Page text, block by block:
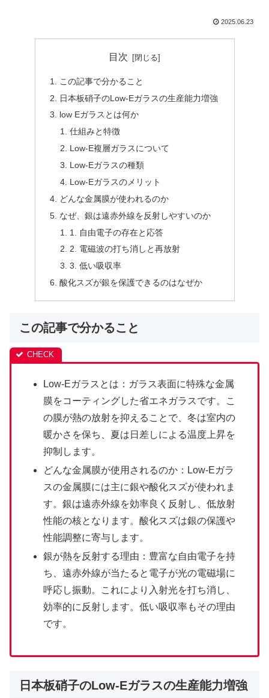
2025.06.23
目次
この記事で分かること
日本板硝子のLow-Eガラスの生産能力増強
low Eガラスとは何か
仕組みと特徴
Low-E複層ガラスについて
Low-Eガラスの種類
Low-Eガラスのメリット
どんな金属膜が使われるのか
なぜ、銀は遠赤外線を反射しやすいのか
1. 自由電子の存在と応答
2. 電磁波の打ち消しと再放射
3. 低い吸収率
酸化スズが銀を保護できるのはなぜか
この記事で分かること
Low-Eガラスとは：ガラス表面に特殊な金属
膜をコーティングした省エネガラスです。こ
の膜が熱の放射を抑えることで、冬は室内の
暖かさを保ち、夏は日差しによる温度上昇を
抑制します。
どんな金属膜が使用されるのか：Low-Eガラ
スの金属膜には主に銀や酸化スズが使われま
す。銀は遠赤外線を効率良く反射し、低放射
性能の核となります。酸化スズは銀の保護や
性能調整に寄与します。
銀が熱を反射する理由：豊富な自由電子を持
ち、遠赤外線が当たると電子が光の電磁場に
呼応し振動。これにより入射光を打ち消し、
効率的に反射します。低い吸収率もその理由
です。
日本板硝子のLow-Eガラスの生産能力増強